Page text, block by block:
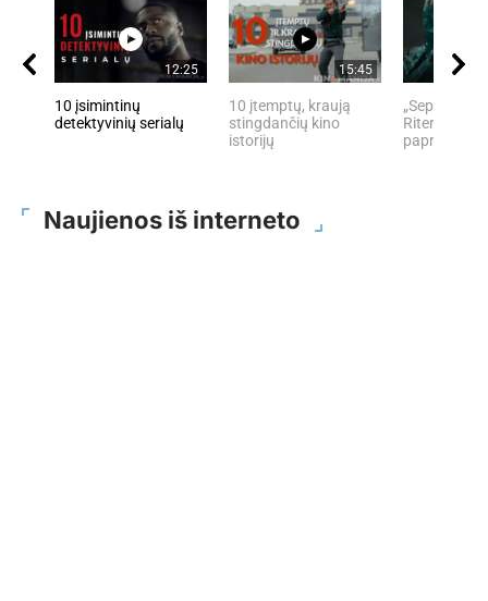
12:25
10 įsimintinų
detektyvinių serialų
15:45
10 įtemptų, kraują
stingdančių kino
istorijų
„Septynių
Riteris" – kai
Naujienos iš interneto